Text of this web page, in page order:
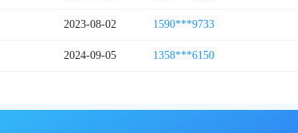
2023-08-02 1590***9733
2024-09-05 1358***6150